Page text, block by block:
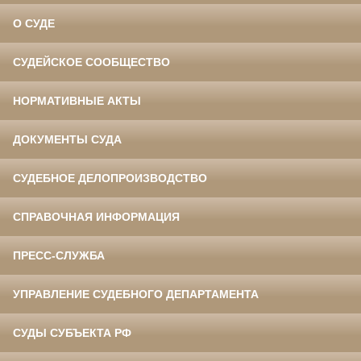
О СУДЕ
СУДЕЙСКОЕ СООБЩЕСТВО
НОРМАТИВНЫЕ АКТЫ
ДОКУМЕНТЫ СУДА
СУДЕБНОЕ ДЕЛОПРОИЗВОДСТВО
СПРАВОЧНАЯ ИНФОРМАЦИЯ
ПРЕСС-СЛУЖБА
УПРАВЛЕНИЕ СУДЕБНОГО ДЕПАРТАМЕНТА
СУДЫ СУБЪЕКТА РФ